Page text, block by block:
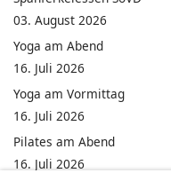
03. August 2026
Yoga am Abend
16. Juli 2026
Yoga am Vormittag
16. Juli 2026
Pilates am Abend
16. Juli 2026